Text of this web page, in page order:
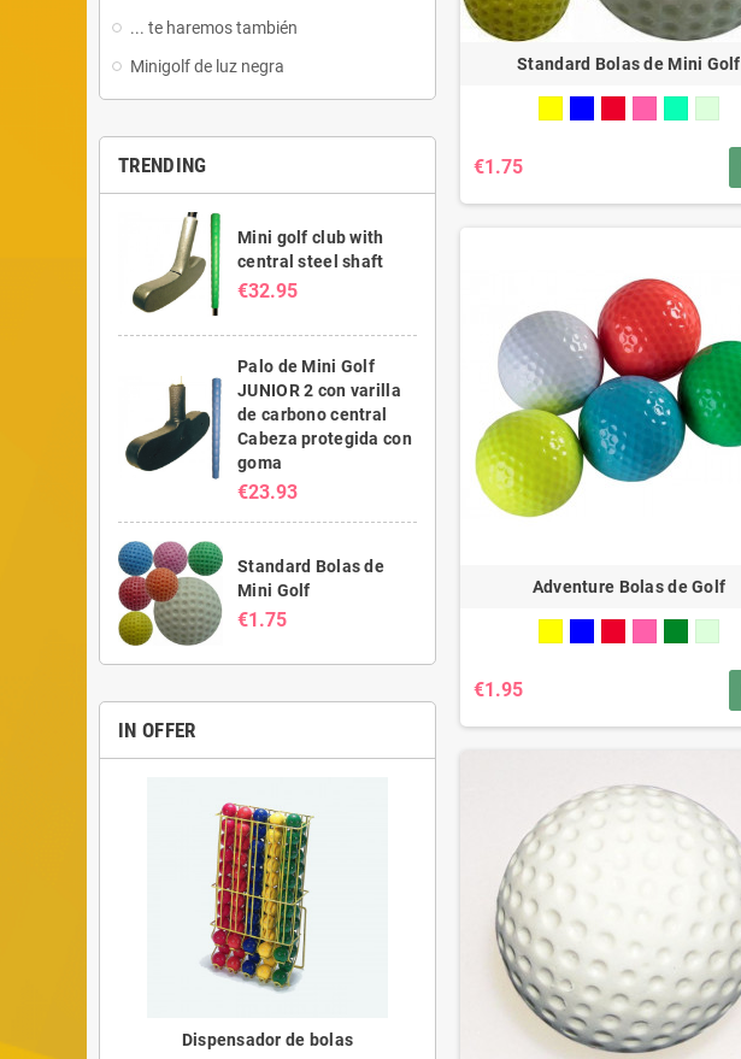
... te haremos también
Minigolf de luz negra
TRENDING
Mini golf club with
central steel shaft
€32.95
Palo de Mini Golf
JUNIOR 2 con varilla
de carbono central
Cabeza protegida con
goma
€23.93
Standard Bolas de
Mini Golf
€1.75
IN OFFER
Dispensador de bolas Mini - Mini Golf
Standard Bolas de Mini Golf
€1.75
Adventure Bolas de Golf
€1.95